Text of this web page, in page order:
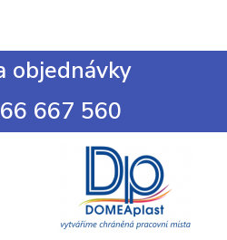
objednávky
667 560